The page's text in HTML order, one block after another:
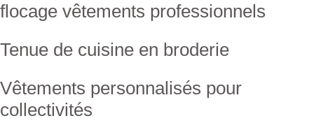
flocage vêtements professionnels
Tenue de cuisine en broderie
Vêtements personnalisés pour
collectivités